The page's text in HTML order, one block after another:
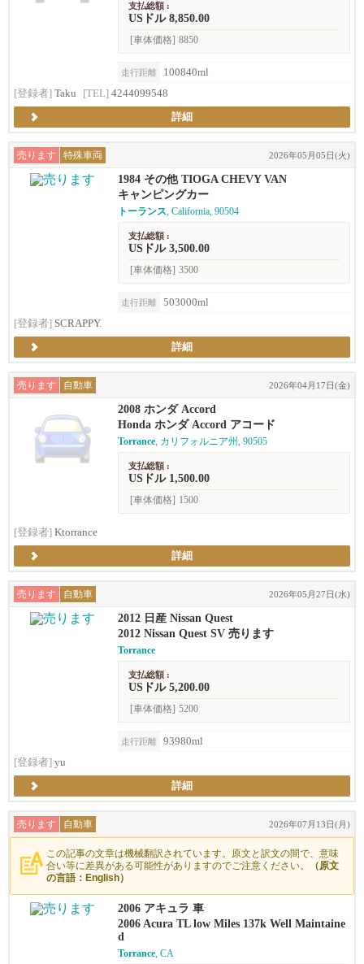
支払総額 :
USドル 8,850.00
[車体価格] 8850
走行距離
100840ml
[登録者] Taku [TEL] 4244099548
詳細
売ります 特殊車両 2026年05月05日(火)
1984 その他 TIOGA CHEVY VAN
キャンピングカー
トーランス, California, 90504
支払総額 :
USドル 3,500.00
[車体価格] 3500
走行距離
503000ml
[登録者] SCRAPPY.
詳細
売ります 自動車 2026年04月17日(金)
2008 ホンダ Accord
Honda ホンダ Accord アコード
Torrance, カリフォルニア州, 90505
支払総額 :
USドル 1,500.00
[車体価格] 1500
[登録者] Ktorrance
詳細
売ります 自動車 2026年05月27日(水)
2012 日産 Nissan Quest
2012 Nissan Quest SV 売ります
Torrance
支払総額 :
USドル 5,200.00
[車体価格] 5200
走行距離
93980ml
[登録者] yu
詳細
売ります 自動車 2026年07月13日(月)
この記事の文章は機械翻訳されています。原文と訳文の間で、意味
合い等に差異がある可能性がありますのでご注意ください。
（原文
の言語：English）
2006 アキュラ 車
2006 Acura TL low Miles 137k Well Maintaine
d
Torrance, CA